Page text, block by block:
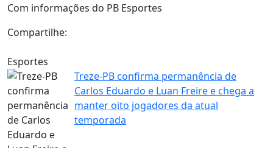
Com informações do PB Esportes
Compartilhe:
Esportes
Treze-PB confirma permanência de
Carlos Eduardo e Luan Freire e chega a
manter oito jogadores da atual
temporada